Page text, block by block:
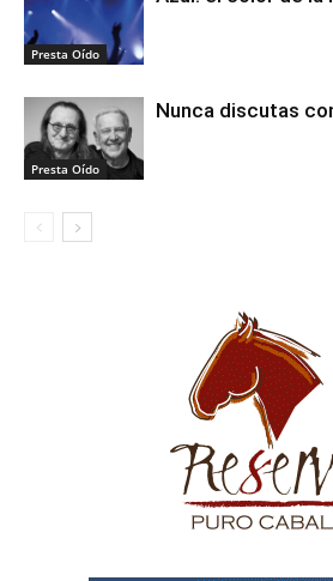
Presta Oído
Presta Oído
Nunca discutas